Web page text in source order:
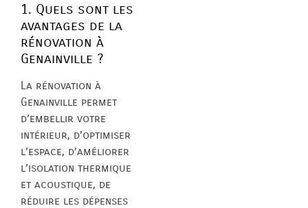
1. Quels sont les
avantages de la
rénovation à
Genainville ?
La rénovation à
Genainville permet
d’embellir votre
intérieur, d’optimiser
l’espace, d’améliorer
l’isolation thermique
et acoustique, de
réduire les dépenses